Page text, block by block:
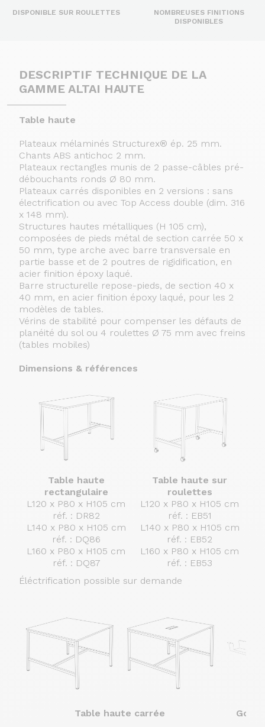
DISPONIBLE SUR ROULETTES
NOMBREUSES FINITIONS
DISPONIBLES
DESCRIPTIF TECHNIQUE DE LA
GAMME ALTAI HAUTE
Table haute
Plateaux mélaminés Structurex® ép. 25 mm.
Chants ABS antichoc 2 mm.
Plateaux rectangles munis de 2 passe-câbles pré-
débouchants ronds Ø 80 mm.
Plateaux carrés disponibles en 2 versions : sans
électrification ou avec Top Access double (dim. 316
x 148 mm).
Structures hautes métalliques (H 105 cm),
composées de pieds métal de section carrée 50 x
50 mm, type arche avec barre transversale en
partie basse et de 2 poutres de rigidification, en
acier finition époxy laqué.
Barre structurelle repose-pieds, de section 40 x
40 mm, en acier finition époxy laqué, pour les 2
modèles de tables.
Vérins de stabilité pour compenser les défauts de
planéité du sol ou 4 roulettes Ø 75 mm avec freins
(tables mobiles)
Dimensions & références
Table haute
rectangulaire
L120 x P80 x H105 cm
réf. : DR82
L140 x P80 x H105 cm
réf. : DQ86
L160 x P80 x H105 cm
réf. : DQ87
Table haute sur
roulettes
L120 x P80 x H105 cm
réf. : EB51
L140 x P80 x H105 cm
réf. : EB52
L160 x P80 x H105 cm
réf. : EB53
Éléctrification possible sur demande
Table haute carrée